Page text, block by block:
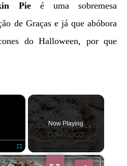
Pieé uma sobremesa
de Graças e já que abóbora
do Halloween, por que
×
Fullscreen
Now Playing
×